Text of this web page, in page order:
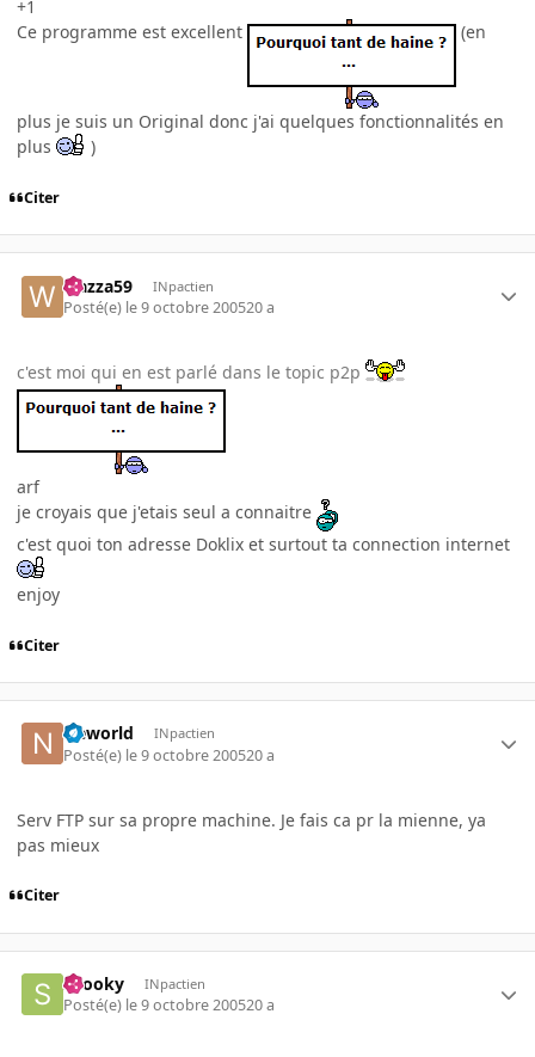
+1
Ce programme est excellent
(en
plus je suis un Original donc j'ai quelques fonctionnalités en
plus
)
Citer
wazza59 INpactien
Posté(e) le 9 octobre 200520 a
c'est moi qui en est parlé dans le topic p2p
arf
je croyais que j'etais seul a connaitre
c'est quoi ton adresse Doklix et surtout ta connection internet
enjoy
Citer
Neworld INpactien
Posté(e) le 9 octobre 200520 a
Serv FTP sur sa propre machine. Je fais ca pr la mienne, ya
pas mieux
Citer
snooky INpactien
Posté(e) le 9 octobre 200520 a